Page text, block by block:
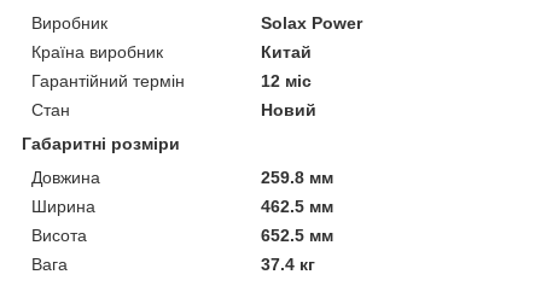
Виробник
Solax Power
Країна виробник
Китай
Гарантійний термін
12 міс
Стан
Новий
Габаритні розміри
Довжина
259.8 мм
Ширина
462.5 мм
Висота
652.5 мм
Вага
37.4 кг